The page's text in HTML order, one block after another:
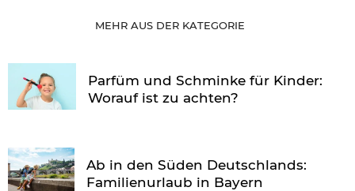
MEHR AUS DER KATEGORIE
Parfüm und Schminke für Kinder:
Worauf ist zu achten?
Ab in den Süden Deutschlands:
Familienurlaub in Bayern